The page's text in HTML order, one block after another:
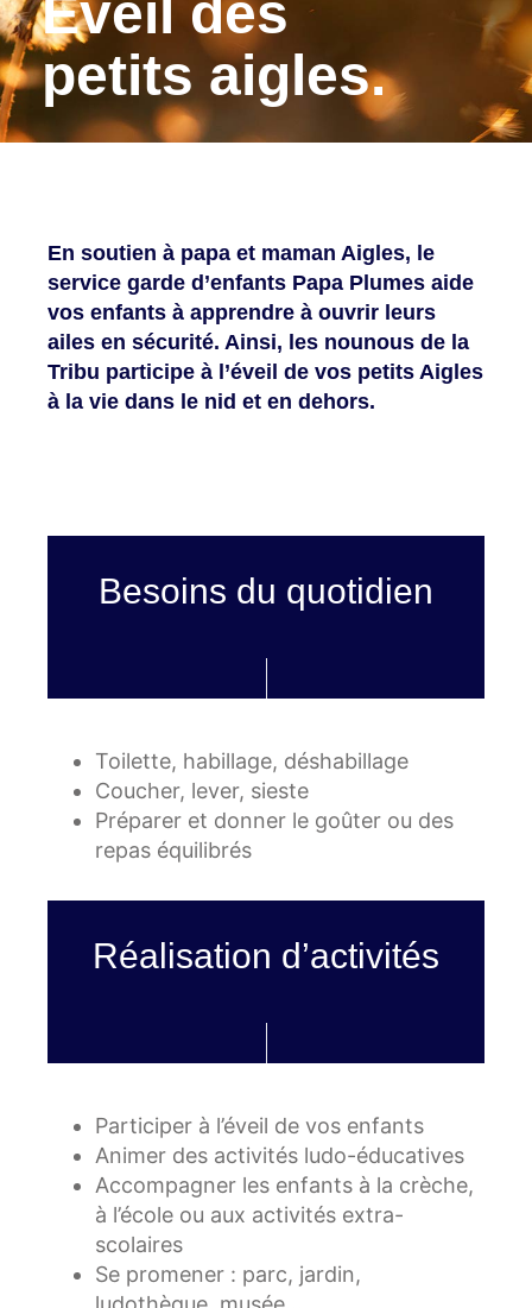
Éveil des
petits aigles.
En soutien à papa et maman Aigles, le
service garde d’enfants Papa Plumes aide
vos enfants à apprendre à ouvrir leurs
ailes en sécurité. Ainsi, les nounous de la
Tribu participe à l’éveil de vos petits Aigles
à la vie dans le nid et en dehors.
Besoins du quotidien
Toilette, habillage, déshabillage
Coucher, lever, sieste
Préparer et donner le goûter ou des
repas équilibrés
Réalisation d’activités
Participer à l’éveil de vos enfants
Animer des activités ludo-éducatives
Accompagner les enfants à la crèche,
à l’école ou aux activités extra-
scolaires
Se promener : parc, jardin,